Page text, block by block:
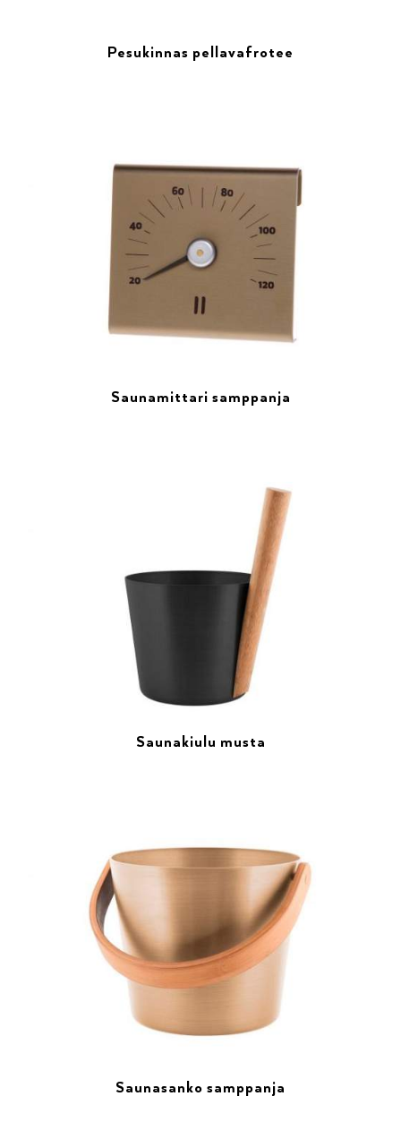
Pesukinnas pellavafrotee
Saunamittari samppanja
Saunakiulu musta
Saunasanko samppanja